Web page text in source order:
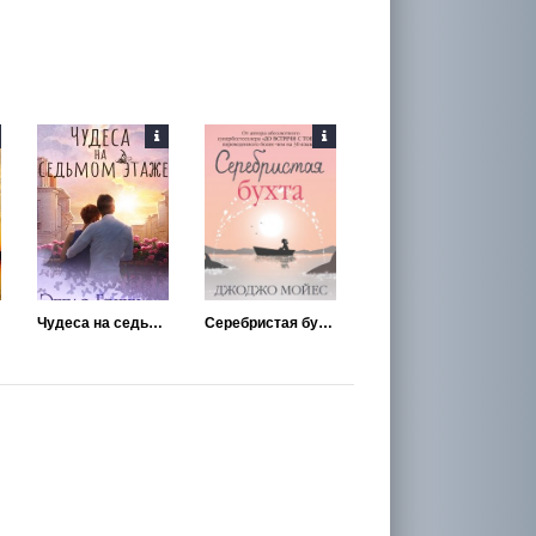
Чудеса на седьмом этаже Серебристая бухта